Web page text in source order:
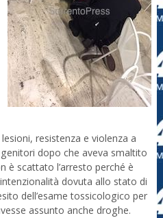
resistenza e violenza a
dopo che aveva smaltito
è scattato l’arresto perché è
dovuta allo stato di
dell’esame tossicologico per
assunto anche droghe.